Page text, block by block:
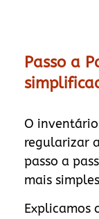
Passo a
O
regularizar
passo a
mais
Explicamos